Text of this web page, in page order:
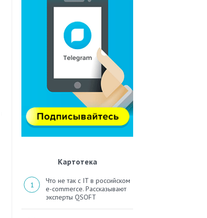
Картотека
Что не так с IT в российском
e-commerce. Рассказывают
эксперты QSOFT